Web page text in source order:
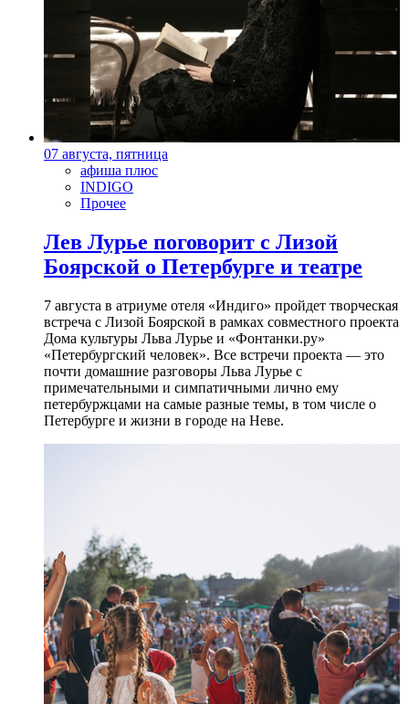
07 августа, пятница
афиша плюс
INDIGO
Прочее
Лев Лурье поговорит с Лизой
Боярской о Петербурге и театре
7 августа в атриуме отеля «Индиго» пройдет творческая
встреча с Лизой Боярской в рамках совместного проекта
Дома культуры Льва Лурье и «Фонтанки.ру»
«Петербургский человек». Все встречи проекта — это
почти домашние разговоры Льва Лурье с
примечательными и симпатичными лично ему
петербуржцами на самые разные темы, в том числе о
Петербурге и жизни в городе на Неве.